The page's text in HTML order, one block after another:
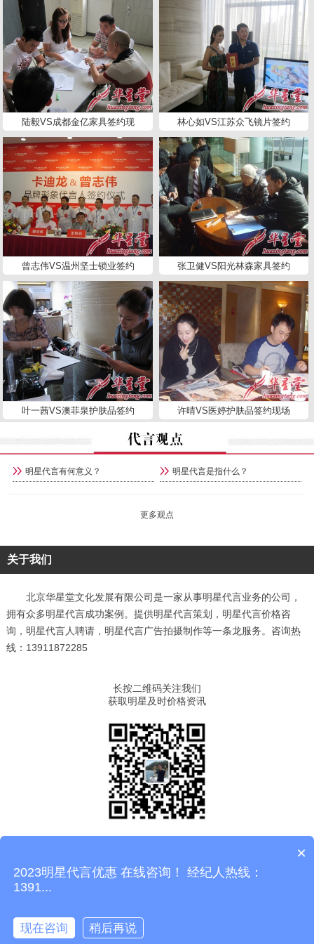
陆毅VS成都金亿家具签约现 林心如VS江苏众飞镜片签约
曾志伟VS温州坚士锁业签约 张卫健VS阳光林森家具签约
叶一茜VS澳菲泉护肤品签约 许晴VS医婷护肤品签约现场
明星代言有何意义？ 明星代言是指什么？
更多观点
关于我们
北京华星堂文化发展有限公司是一家从事明星代言业务的公司，
拥有众多明星代言成功案例。提供明星代言策划，明星代言价格咨
询，明星代言人聘请，明星代言广告拍摄制作等一条龙服务。咨询热
线：13911872285
长按二维码关注我们
获取明星及时价格资讯
华星堂，专为企业提供明星代言，明星肖像权代言，明星同款，明星
微博，明星小红书，明星商业演出等服务。咨询热线：
13911872285
×
2023明星代言优惠 在线咨询！ 经纪人热线：
1391...
现在咨询 稍后再说